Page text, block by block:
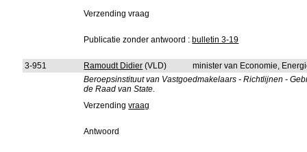
Verzending vraag
Publicatie zonder antwoord : bulletin 3-19
3-951 Ramoudt Didier (VLD)
minister van Economie,
Beroepsinstituut van Vastgoedmakelaars - Richtlijnen -
de Raad van State.
Verzendingvraag
Antwoord